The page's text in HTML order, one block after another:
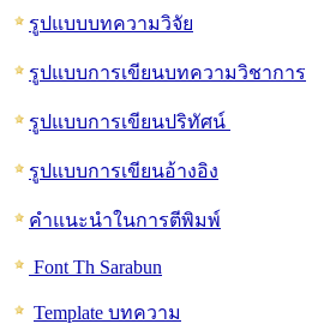
รูปแบบบทความวิจัย
รูปแบบการเขียนบทความวิชาการ
รูปแบบการเขียนปริทัศน์
รูปแบบการเขียนอ้างอิง
คำแนะนำในการตีพิมพ์
Font Th Sarabun
Template บทความ